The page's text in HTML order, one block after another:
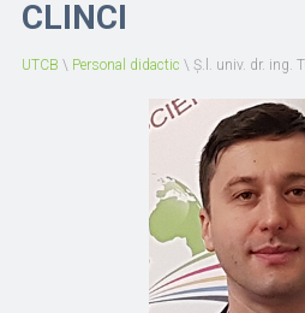
CLINCI
UTCB \ Personal didactic \ Ș.l. univ. dr. ing.